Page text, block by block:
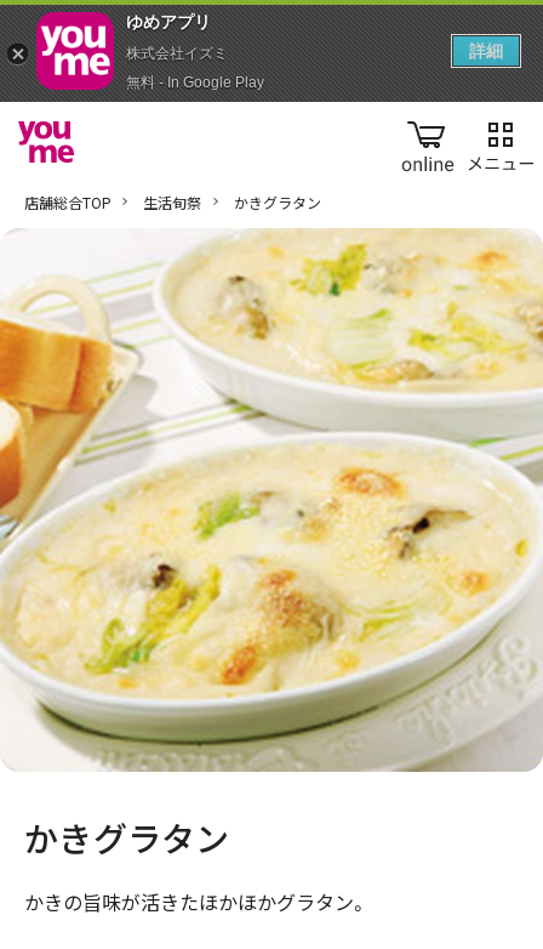
online
店舗総合TOP 生活旬祭 かきグラタン
かきグラタン
かきの旨味が活きたほかほかグラタン。
ゆめアプ‪リ‬
株式会社イズミ
無料 - In Google Play
詳細